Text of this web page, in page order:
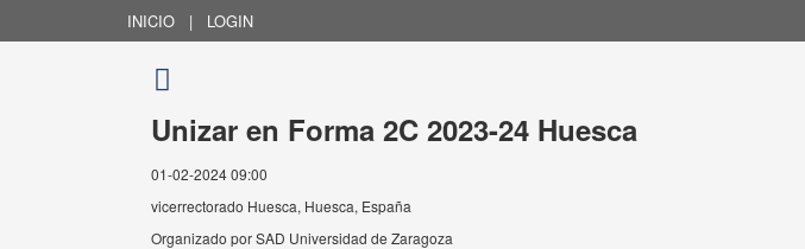
INICIO | LOGIN
Unizar en Forma 2C 2023-24 Huesca
01-02-2024 09:00
vicerrectorado Huesca, Huesca, España
Organizado porSAD Universidad de Zaragoza